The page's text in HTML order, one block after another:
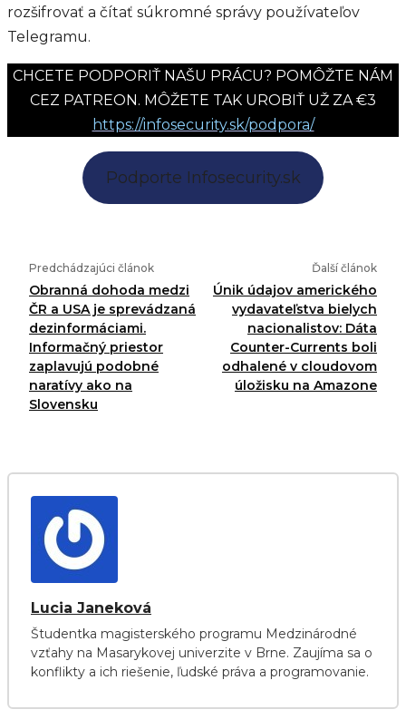
rozšifrovať a čítať súkromné správy používateľov
Telegramu.
CHCETE PODPORIŤ NAŠU PRÁCU? POMÔŽTE NÁM
CEZ PATREON. MÔŽETE TAK UROBIŤ UŽ ZA €3
https://infosecurity.sk/podpora/
Podporte Infosecurity.sk
Predchádzajúci článok
Obranná dohoda medzi
ČR a USA je sprevádzaná
dezinformáciami.
Informačný priestor
zaplavujú podobné
naratívy ako na
Slovensku
Ďalší článok
Únik údajov amerického
vydavateľstva bielych
nacionalistov: Dáta
Counter-Currents boli
odhalené v cloudovom
úložisku na Amazone
Lucia Janeková
Študentka magisterského programu Medzinárodné
vzťahy na Masarykovej univerzite v Brne. Zaujíma sa o
konflikty a ich riešenie, ľudské práva a programovanie.